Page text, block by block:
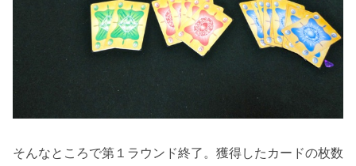
そんなところで第１ラウンド終了。獲得したカードの枚数